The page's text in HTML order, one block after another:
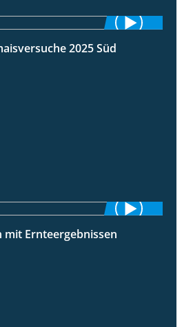
2025 Süd
11:01
mit Ernteergebnissen